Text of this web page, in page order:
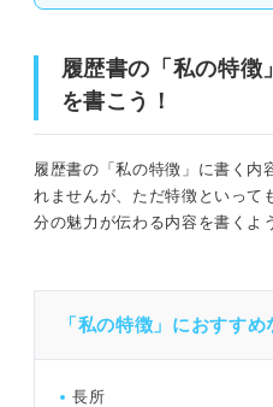
履歴書の「私の特徴
を書こう！
履歴書の「私の特徴」に書く内
れませんが、ただ特徴といって
分の魅力が伝わる内容を書くよ
「私の特徴」におすすめ
長所